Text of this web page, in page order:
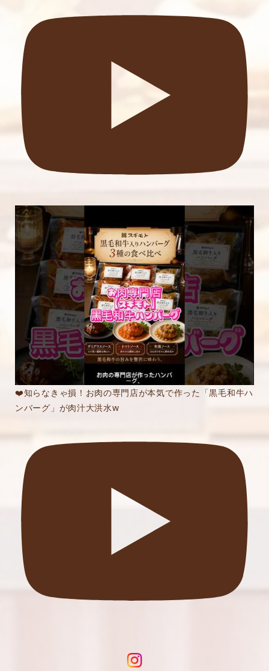
❤️知らなきゃ損！お肉の専門店が本気で作った「黒毛和牛ハ
ンバーグ」が肉汁大洪水w